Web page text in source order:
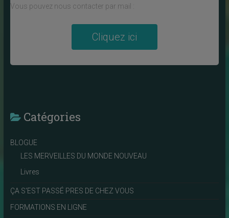
Vous pouvez nous contacter par mail :
Cliquez ici
Catégories
BLOGUE
LES MERVEILLES DU MONDE NOUVEAU
Livres
ÇA S'EST PASSÉ PRES DE CHEZ VOUS
FORMATIONS EN LIGNE